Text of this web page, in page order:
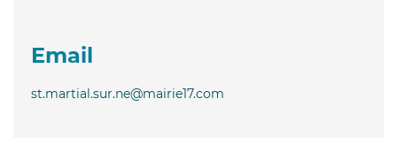
Email
st.martial.sur.ne@mairie17.com